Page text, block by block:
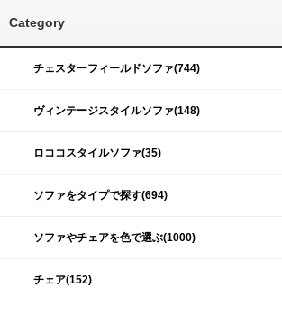
Category
チェスターフィールドソファ(744)
ヴィンテージスタイルソファ(148)
ロココスタイルソファ(35)
ソファをタイプで探す(694)
ソファやチェアを色で選ぶ(1000)
チェア(152)